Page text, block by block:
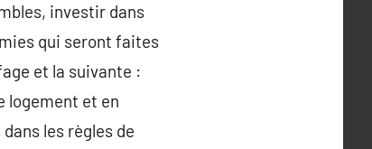
investir dans
qui seront faites
et la suivante :
logement et en
les règles de